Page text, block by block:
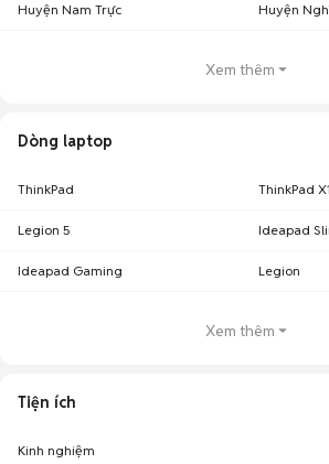
Huyện Nam Trực Huyện
Xem thêm
Dòng laptop
ThinkPad ThinkPad
Legion 5 Ideapad
Ideapad Gaming Legion
Xem thêm
Tiện ích
Kinh nghiệm